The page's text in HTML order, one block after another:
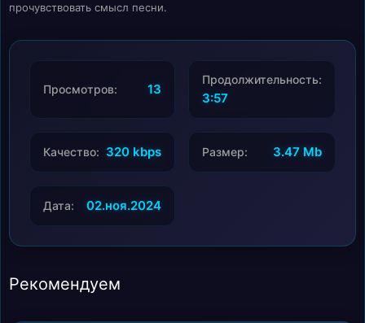
прочувствовать смысл песни.
Просмотров: 13
Продолжительность:
3:57
Качество: 320 kbps Размер: 3.47 Mb
Дата: 02.ноя.2024
Рекомендуем